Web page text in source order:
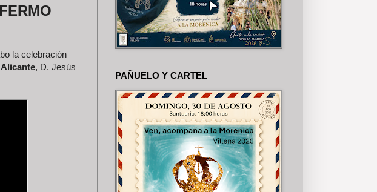
la celebración
, D. Jesús
PAÑUELO Y CARTEL